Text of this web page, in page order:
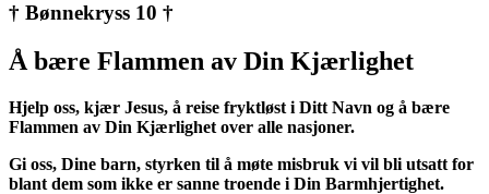
† Bønnekryss 10 †
Å bære Flammen av Din Kjærlighet
Hjelp oss, kjær Jesus, å reise fryktløst i Ditt Navn og å bære
Flammen av Din Kjærlighet over alle nasjoner.
Gi oss, Dine barn, styrken til å møte misbruk vi vil bli utsatt for
blant dem som ikke er sanne troende i Din Barmhjertighet.